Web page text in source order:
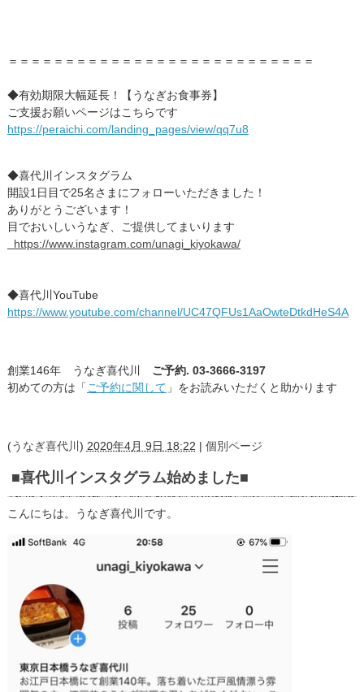
＝＝＝＝＝＝＝＝＝＝＝＝＝＝＝＝＝＝＝＝＝＝＝＝＝＝＝
◆有効期限大幅延長！【うなぎお食事券】
ご支援お願いページはこちらです
https://peraichi.com/landing_pages/view/qq7u8
◆喜代川インスタグラム
開設1日目で25名さまにフォローいただきました！
ありがとうございます！
目でおいしいうなぎ、ご提供してまいります
https://www.instagram.com/unagi_kiyokawa/
◆喜代川 YouTube
https://www.youtube.com/channel/UC47QFUs1AaOwteDtkdHeS4A
創業146年 うなぎ喜代川 ご予約. 03-3666-3197
初めての方は「ご予約に関して 」をお読みいただくと助かります
(うなぎ喜代川 ) 2020年4月 9日 18:22 | 個別ページ
■喜代川インスタグラム始めました■
こんにちは。うなぎ喜代川です。